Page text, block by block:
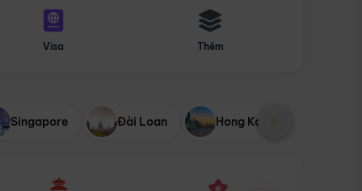
Visa Thêm
Singapore Đài Loan Hong Kong